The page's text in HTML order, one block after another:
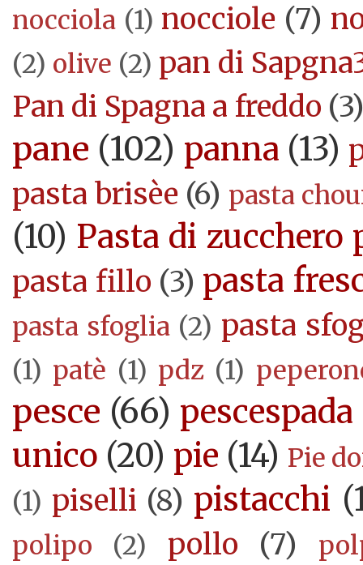
nocciola (1) nocciole (7)
(2) olive (2) pan di
Pan di Spagna a freddo (3)
pane (102) panna (13)
pasta brisèe (6) pasta
(10) Pasta di zucchero
pasta fillo (3) pasta
pasta sfoglia (2) pasta
(1) patè (1) pdz (1)
pesce (66) pescespada
unico (20) pie (14) Pie
(1) piselli (8) pistacchi
polipo (2) pollo (7)